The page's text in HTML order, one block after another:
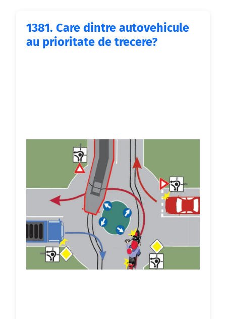
1381. Care dintre autovehicule
au prioritate de trecere?